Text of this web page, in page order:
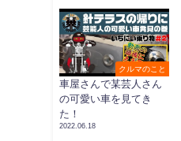
クルマのこと
車屋さんで某芸人さん
の可愛い車を見てき
た！
2022.06.18